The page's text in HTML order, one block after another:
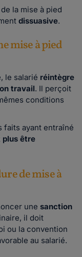
la mise à pied
dissuasive.
mise à pied
le salarié réintègre
travail. Il perçoit
conditions
faits ayant entraîné
plus être
de mise à
une sanction
il doit
ou la convention
au salarié.